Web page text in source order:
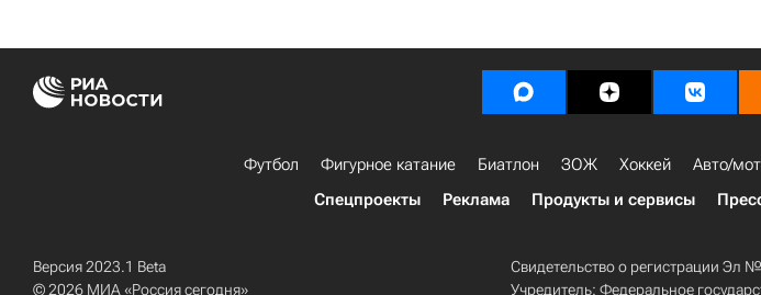
Футбол Фигурное катание Биатлон ЗОЖ Хоккей Авто/
Спецпроекты
Реклама Продукты и сервисы
Версия 2023.1 Beta
© 2026 МИА «Россия сегодня»
Свидетельство о регистрации Эл
Учредитель: Федеральное